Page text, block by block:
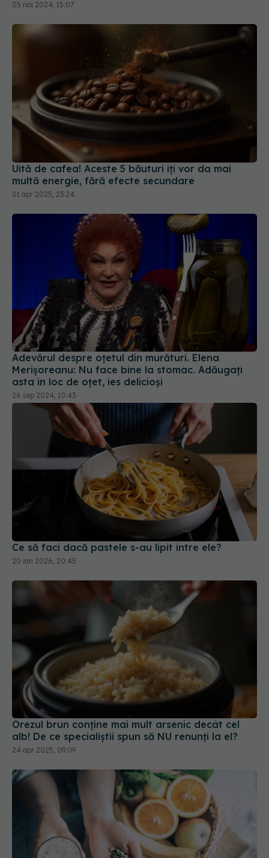
Uită de cafea! Aceste 5 băuturi îți vor da mai
multă energie, fără efecte secundare
01 apr 2025, 23:24
Adevărul despre oțetul din murături. Elena
Merișoreanu: Nu face bine la stomac. Adăugați
asta în loc de oțet, ies delicioși
26 sep 2024, 10:43
Ce să faci dacă pastele s-au lipit între ele?
Orezul brun conține mai mult arsenic decât cel
alb! De ce specialiștii spun să NU renunți la el?
24 apr 2025, 09:09